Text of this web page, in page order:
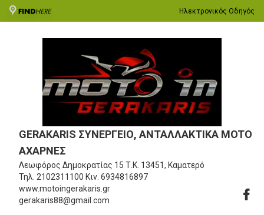
Ηλεκτρονικός Οδηγός
GERAKARIS ΣΥΝΕΡΓΕΙΟ, ΑΝΤΑΛΛΑΚΤΙΚΑ MOTO
ΑΧΑΡΝΕΣ
Λεωφόρος Δημοκρατίας 15 Τ.Κ. 13451, Καματερό
Τηλ. 2102311100 Κιν. 6934816897
www.motoingerakaris.gr
gerakaris88@gmail.com